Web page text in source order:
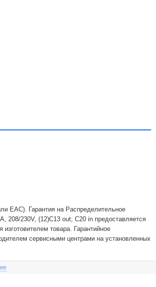
EAC). Гарантия на Распределительное
208/230V, (12)C13 out; C20 in предоставляется
товара. Гарантийное
сервисными центрами на установленных